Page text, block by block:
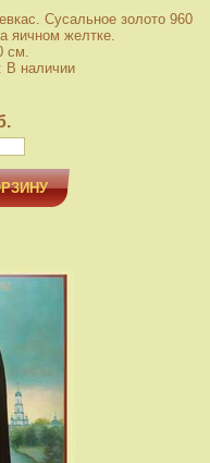
Сусальное золото 960
яичном желтке.
см.
: В наличии